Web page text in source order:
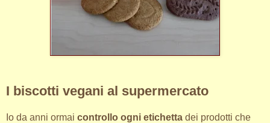
I biscotti vegani al supermercato
Io da anni ormai controllo ogni etichetta dei prodotti che